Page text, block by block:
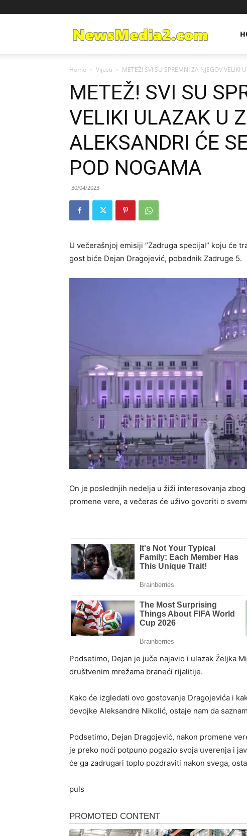
Media
Home Vijesti METEŽ! SVI SU SPREMNI ZA NJEGOV VELIKI
METEŽ! SVI SU
VELIKI ULAZAK U
ALEKSANDRI ĆE
POD NOGAMA
30/04/2023
U večerašnjoj emisiji ”Zadruga specijal” koju će
gost biće Dejan Dragojević, pobednik Zadruge 5.
On je poslednjih nedelja u žiži interesovanja
promene vere, a večeras će uživo govoriti o
Podsetimo, Dejan je juče najavio i ulazak Željka
društvenim mrežama braneći rijalitije.
Kako će izgledati ovo gostovanje Dragojevića i
devojke Aleksandre Nikolić, ostaje nam da
Podsetimo, Dejan Dragojević, nakon promene
je preko noći potpuno pogazio svoja uverenja i
će ga zadrugari toplo pozdraviti nakon svega,
puls